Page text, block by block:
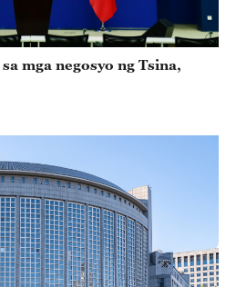
mga negosyo ng Tsina,